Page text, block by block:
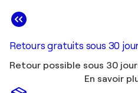
Retours gratuits sous 30
Retour possible sous 30
En savoir